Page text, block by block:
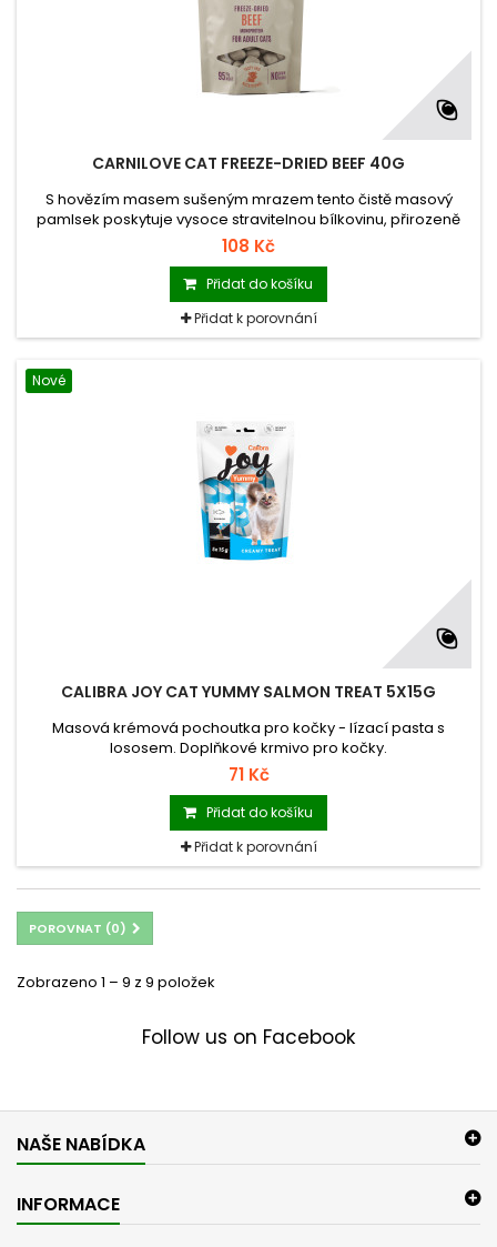
CARNILOVE CAT FREEZE-DRIED BEEF 40G
S hovězím masem sušeným mrazem tento čistě masový
pamlsek poskytuje vysoce stravitelnou bílkovinu, přirozeně
bohatou na železo a vitamíny skupiny B, které
podporujíudržení svalů, vitalitu a přirozenou
obranyschopnost. Santa kočičí zlepšuje chutnost, zatímco
funkční vláknina podporuje trávení a kontrolu nad chlupovými
bezoáry. Doplňkové krmivo pro kočky.
108 Kč
Přidat do košíku
Přidat k porovnání
Nové
CALIBRA JOY CAT YUMMY SALMON TREAT 5X15G
Masová krémová pochoutka pro kočky - lízací pasta s
lososem. Doplňkové krmivo pro kočky.
71 Kč
Přidat do košíku
Přidat k porovnání
POROVNAT (0)
Zobrazeno 1 – 9 z 9 položek
Follow us on Facebook
NAŠE NABÍDKA
INFORMACE